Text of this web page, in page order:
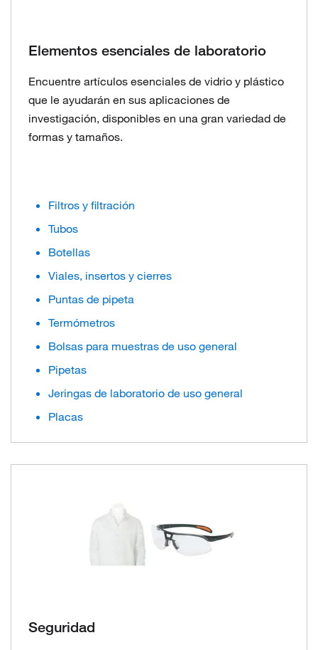
Elementos esenciales de laboratorio
Encuentre artículos esenciales de vidrio y plástico
que le ayudarán en sus aplicaciones de
investigación, disponibles en una gran variedad de
formas y tamaños.
Filtros y filtración
Tubos
Botellas
Viales, insertos y cierres
Puntas de pipeta
Termómetros
Bolsas para muestras de uso general
Pipetas
Jeringas de laboratorio de uso general
Placas
Seguridad